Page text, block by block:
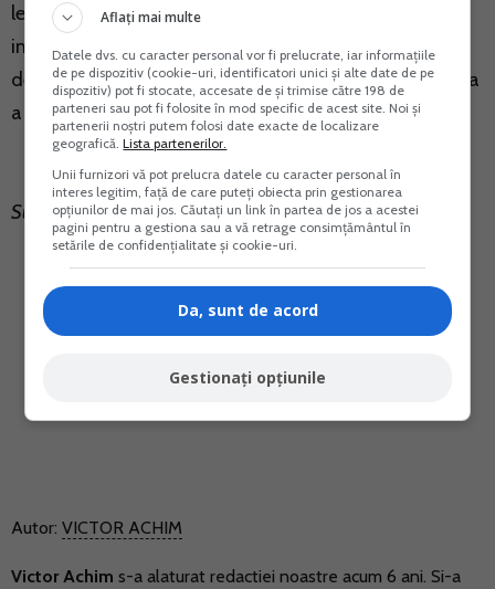
legatura cu legalitatea achizitiilor intracomunitare si
importurilor, corectitudinea actelor de provenienta si
de insotire a produselor si corespondenta cu realitatea
a facturilor de achizitie si de vanzare.
Sursa foto: Facebook/ANAF
Autor: VICTOR ACHIM
Victor Achim s-a alaturat redactiei noastre acum 6 ani. Si-a
Aflați mai multe
Datele dvs. cu caracter personal vor fi prelucrate, iar informațiile
de pe dispozitiv (cookie-uri, identificatori unici și alte date de pe
dispozitiv) pot fi stocate, accesate de și trimise către 198 de
parteneri sau pot fi folosite în mod specific de acest site. Noi și
partenerii noștri putem folosi date exacte de localizare
geografică.Lista partenerilor.
Unii furnizori vă pot prelucra datele cu caracter personal în
interes legitim, față de care puteți obiecta prin gestionarea
opțiunilor de mai jos. Căutați un link în partea de jos a acestei
pagini pentru a gestiona sau a vă retrage consimțământul în
setările de confidențialitate și cookie-uri.
Da, sunt de acord
Gestionați opțiunile